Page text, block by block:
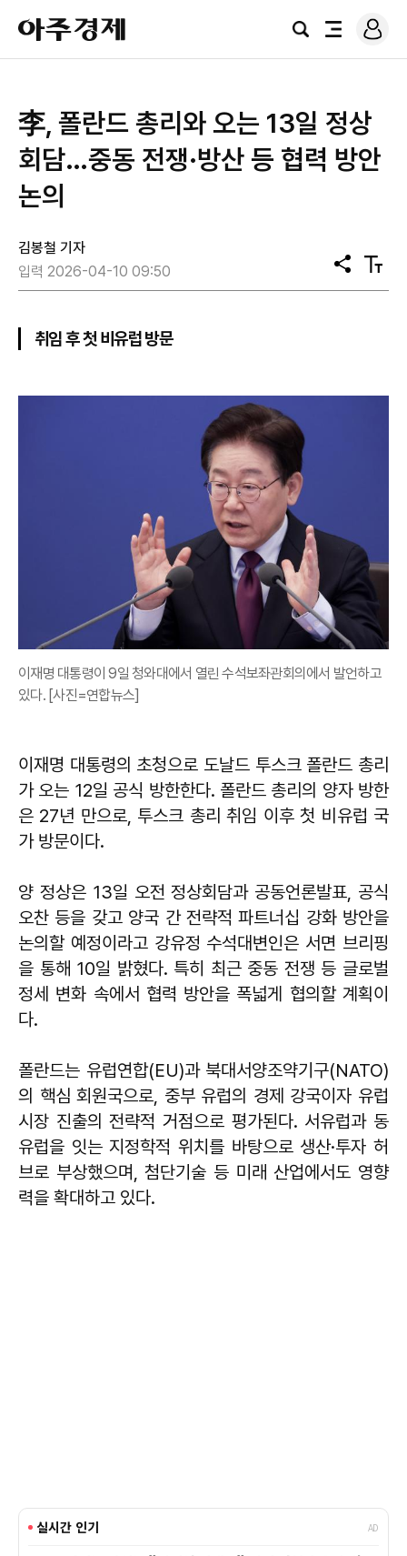
아
주
경
검
전
로
그
李, 폴란드 총리와 오는 13일 정상
회담…중동 전쟁·방산 등 협력 방안
논의
김봉철 기자
입력 2026-04-10 09:50
공
유
텍
스
취임 후 첫 비유럽 방문
이재명 대통령이 9일 청와대에서 열린 수석보좌관회의에서 발언하고
있다. [사진=연합뉴스]
이재명 대통령의 초청으로 도날드 투스크 폴란드 총리
가 오는 12일 공식 방한한다. 폴란드 총리의 양자 방한
은 27년 만으로, 투스크 총리 취임 이후 첫 비유럽 국
가 방문이다.
양 정상은 13일 오전 정상회담과 공동언론발표, 공식
오찬 등을 갖고 양국 간 전략적 파트너십 강화 방안을
논의할 예정이라고 강유정 수석대변인은 서면 브리핑
을 통해 10일 밝혔다. 특히 최근 중동 전쟁 등 글로벌
정세 변화 속에서 협력 방안을 폭넓게 협의할 계획이
다.
폴란드는 유럽연합(EU)과 북대서양조약기구(NATO)
의 핵심 회원국으로, 중부 유럽의 경제 강국이자 유럽
시장 진출의 전략적 거점으로 평가된다. 서유럽과 동
유럽을 잇는 지정학적 위치를 바탕으로 생산·투자 허
브로 부상했으며, 첨단기술 등 미래 산업에서도 영향
력을 확대하고 있다.